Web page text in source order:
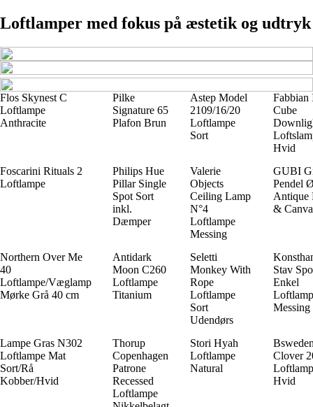
Loftlamper med fokus på æstetik og udtryk
Flos Skynest C
Loftlampe
Anthracite
Pilke
Signature 65
Plafon Brun
Astep Model
2109/16/20
Loftlampe
Sort
Fabbian
Cube
Hvid
Foscarini Rituals 2
Loftlampe
Philips Hue
Pillar Single
Spot Sort
inkl.
Dæmper
Valerie
Objects
Ceiling Lamp
N°4
Loftlampe
Messing
GUBI
Pendel
Antique
&
Northern Over Me
40
Loftlampe/Væglamp
Mørke Grå 40 cm
Antidark
Moon C260
Loftlampe
Titanium
Seletti
Monkey With
Rope
Loftlampe
Sort
Udendørs
Stav
Enkel
Messing
Lampe Gras N302
Loftlampe Mat
Sort/Rå
Kobber/Hvid
Thorup
Copenhagen
Patrone
Recessed
Loftlampe
Stori Hyah
Loftlampe
Natural
Clover
Hvid